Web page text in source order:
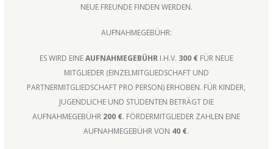
EUE FREUNDE FINDEN WERDEN.
AUFNAHMEGEBÜHR:
ES WIRD EINEAUFNAHMEGEBÜHR I.H.V. 300 € FÜR NEUE
MITGLIEDER (EINZELMITGLIEDSCHAFT UND
PARTNERMITGLIEDSCHAFT PRO PERSON) ERHOBEN. FÜR KINDER,
JUGENDLICHE UND STUDENTEN BETRÄGT DIE
AUFNAHMEGEBÜHR 200 €. FÖRDERMITGLIEDER ZAHLEN EINE
AUFNAHMEGEBÜHR VON 40 €.